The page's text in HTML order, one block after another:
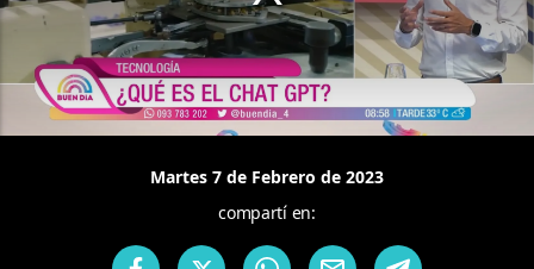
Martes 7 de Febrero de 2023
compartí en: